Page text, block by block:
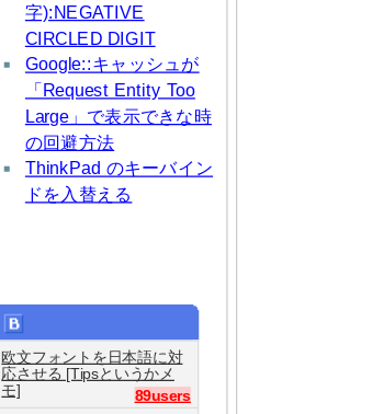
字):NEGATIVE
CIRCLED DIGIT
Google::キャッシュが
「Request Entity Too
Large」で表示できな時
の回避方法
ThinkPad のキーバイン
ドを入替える
欧文フォントを日本語に対
応させる [Tipsというかメ
モ]
89users